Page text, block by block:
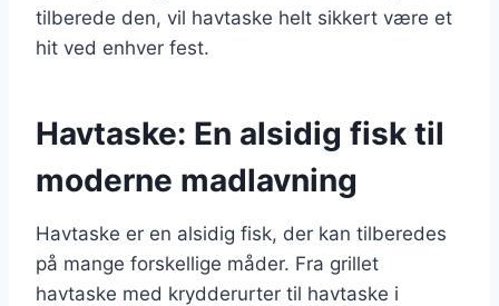
tilberede den, vil havtaske helt sikkert være et
hit ved enhver fest.
Havtaske: En alsidig fisk til
moderne madlavning
Havtaske er en alsidig fisk, der kan tilberedes
på mange forskellige måder. Fra grillet
havtaske med krydderurter til havtaske i